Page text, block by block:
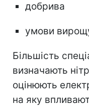
добрива
умови
Більшість
визначають
оцінюють
на яку